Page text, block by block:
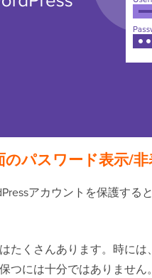
パスワード表示/
アカウントを保護すると
たくさんあります。時に
つには十分ではありません。